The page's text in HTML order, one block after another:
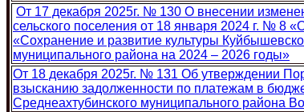
От 17 декабря 2025г. № 130 О внесении
сельского поселения от 18 января 2024 г. № 8
«Сохранение и развитие культуры
муниципального района на 2024 – 2026 годы»
От 18 декабря 2025г. № 131 Об утверждении
взысканию задолженности по платежам в
Среднеахтубинского муниципального района